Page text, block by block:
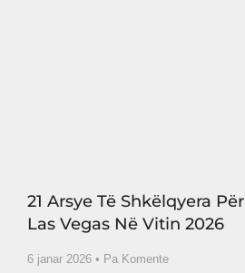
21 Arsye Të Shkëlqyera
Las Vegas Në Vitin 2026
6 janar 2026 Pa Komente